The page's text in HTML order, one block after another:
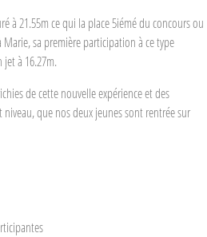
à 21.55m ce qui la place 5iémé du concours ou
sa première participation à ce type
jet à 16.27m.
de cette nouvelle expérience et des
que nos deux jeunes sont rentrée sur